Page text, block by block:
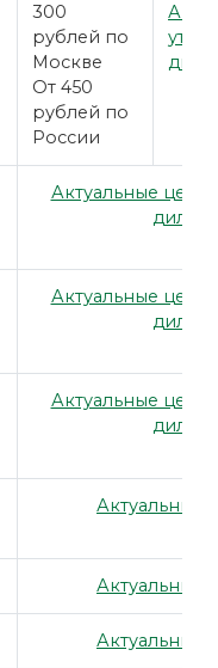
300
рублей по
Москве
От 450
рублей по
России
Актуальные цены
Актуальные цены
Актуальные цены
Актуальные
Актуальные
Актуальные